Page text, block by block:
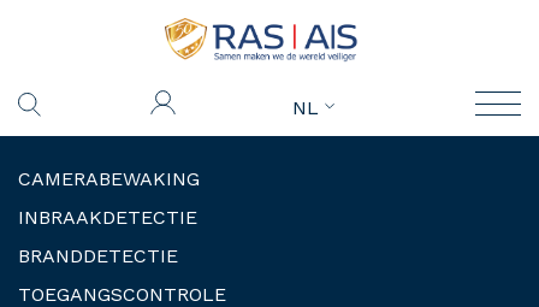
NL
CAMERABEWAKING
INBRAAKDETECTIE
BRANDDETECTIE
TOEGANGSCONTROLE